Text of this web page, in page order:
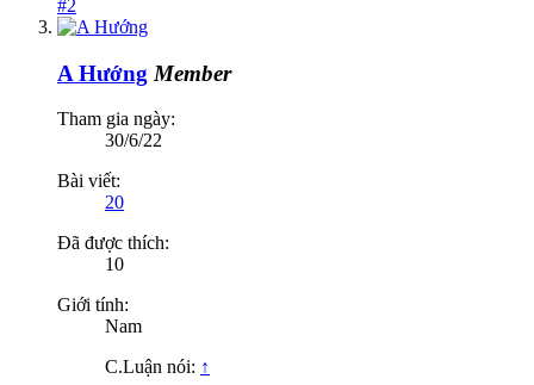
#2
A Hướng Member
Tham gia ngày:
30/6/22
Bài viết:
20
Đã được thích:
10
Giới tính:
Nam
C.Luận nói: ↑